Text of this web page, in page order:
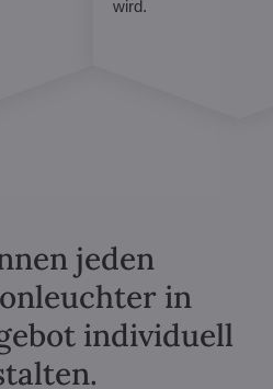
wird.
jeden
in
individuell